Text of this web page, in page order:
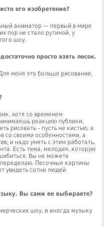
его изобретение?
аниматор — первый в мире
пор не стало рутиной, у
шоу.
просто взять песок.
меня это больше рисование,
хотя со временем
реакцию публики,
рисовать – пусть не кистью, а
со своими особенностями, а
и надо уметь с этим работать.
Есть тема, мелодия, которую
Вы не можете
Песочные картины
увидеть сотни людей
Вы сами ее выбираете?
шоу, и иногда музыку